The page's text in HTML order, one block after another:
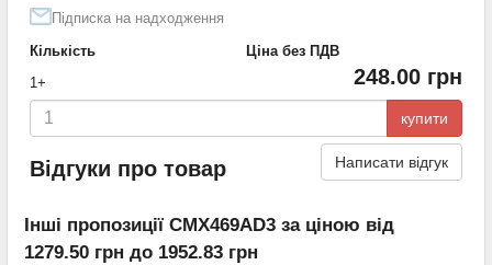
Підписка на надходження
Кількість
Ціна без ПДВ
1+
248.00 грн
купити
Відгуки про товар Написати відгук
Інші пропозиції CMX469AD3 за ціною від
1279.50 грн до 1952.83 грн